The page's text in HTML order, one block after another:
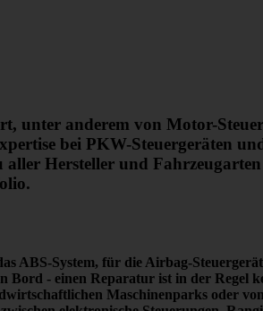
unter anderem von Motor-
bei PKW-Steuergeräten
Hersteller und
ABS-System, für die Airbag-
Bord - einen Reparatur ist in der Regel
Maschinenparks oder